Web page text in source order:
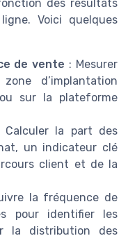
des résultats
Voici quelques
de vente : Mesurer
d’implantation
sur la plateforme
Calculer la part des
un indicateur clé
client et de la
la fréquence de
pour identifier les
la distribution des